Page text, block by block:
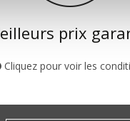
prix
Cliquez pour voir les